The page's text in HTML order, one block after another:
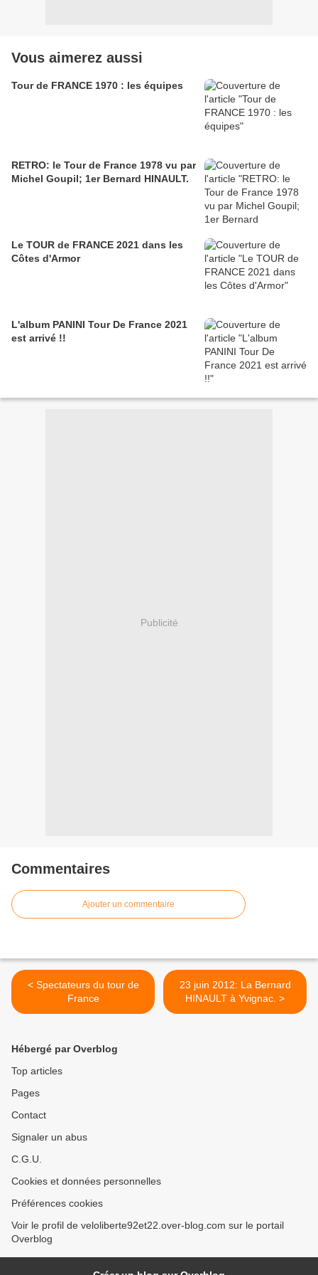
Vous aimerez aussi
Tour de FRANCE 1970 : les équipes
RETRO: le Tour de France 1978 vu par
Michel Goupil; 1er Bernard HINAULT.
Le TOUR de FRANCE 2021 dans les
Côtes d'Armor
L'album PANINI Tour De France 2021
est arrivé !!
Publicité
Commentaires
Ajouter un commentaire
< Spectateurs du tour de
France
23 juin 2012: La Bernard
HINAULT à Yvignac. >
Hébergé par Overblog
Top articles
Pages
Contact
Signaler un abus
C.G.U.
Cookies et données personnelles
Préférences cookies
Voir le profil de veloliberte92et22.over-blog.com sur le portail
Overblog